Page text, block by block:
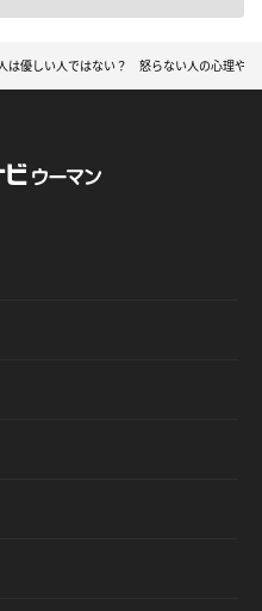
は優しい人ではない？ 怒らない人の心理や本